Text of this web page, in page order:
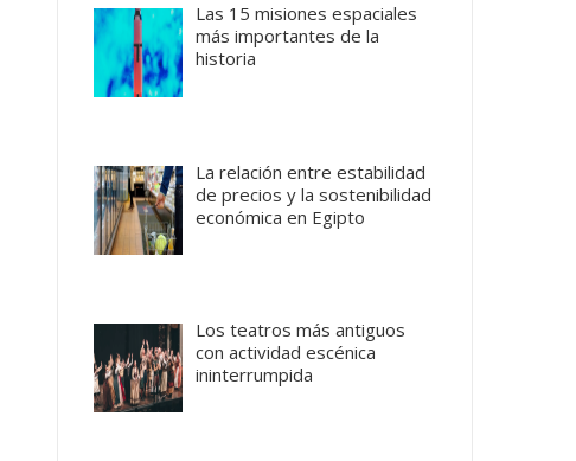
Las 15 misiones espaciales
más importantes de la
historia
La relación entre estabilidad
de precios y la sostenibilidad
económica en Egipto
Los teatros más antiguos
con actividad escénica
ininterrumpida